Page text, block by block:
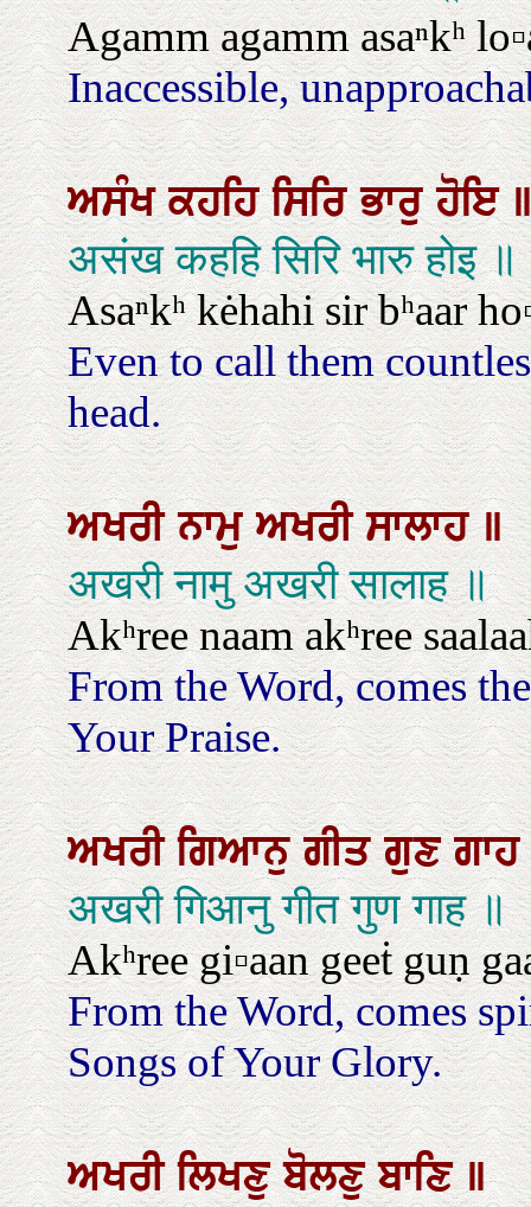
Agamm agamm asaⁿkʰ
Inaccessible,
ਅਸੰਖਕਹਹਿਸਿਰਿਭਾਰੁਹੋਇ॥
असंख कहहि सिरि भारु होइ ॥
Asaⁿkʰ kėhahi sir bʰaar
Even to call them
head.
ਅਖਰੀਨਾਮੁਅਖਰੀਸਾਲਾਹ॥
अखरी नामु अखरी सालाह ॥
Akʰree naam akʰree
From the Word, comes
Your Praise.
ਅਖਰੀਗਿਆਨੁਗੀਤਗੁਣ
अखरी गिआनु गीत गुण गाह ॥
Akʰree gi▫aan geeṫ guṇ
From the Word, comes
Songs of Your Glory.
ਅਖਰੀਲਿਖਣੁਬੋਲਣੁਬਾਣਿ॥